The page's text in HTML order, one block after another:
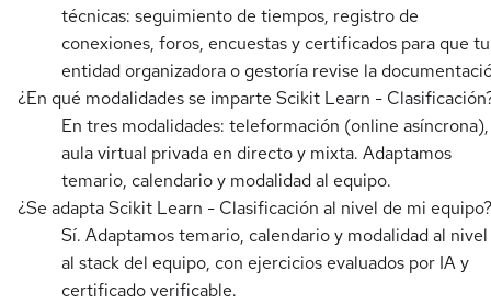
técnicas: seguimiento de tiempos, registro de
conexiones, foros, encuestas y certificados para que tu
entidad organizadora o gestoría revise la
¿En qué modalidades se imparte Scikit Learn -
En tres modalidades: teleformación (online asíncrona),
aula virtual privada en directo y mixta. Adaptamos
temario, calendario y modalidad al equipo.
¿Se adapta Scikit Learn - Clasificación al nivel de mi equipo?
Sí. Adaptamos temario, calendario y modalidad al
al stack del equipo, con ejercicios evaluados por IA y
certificado verificable.